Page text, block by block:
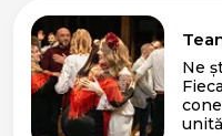
Ne
unită